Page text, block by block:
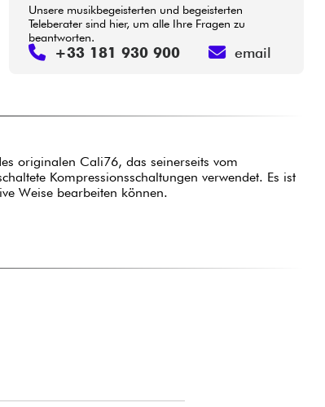
Unsere musikbegeisterten und begeisterten
Teleberater sind hier, um alle Ihre Fragen zu
beantworten.
+33 181 930 900 email
originalen Cali76, das seinerseits vom
Kompressionsschaltungen verwendet. Es ist
Weise bearbeiten können.